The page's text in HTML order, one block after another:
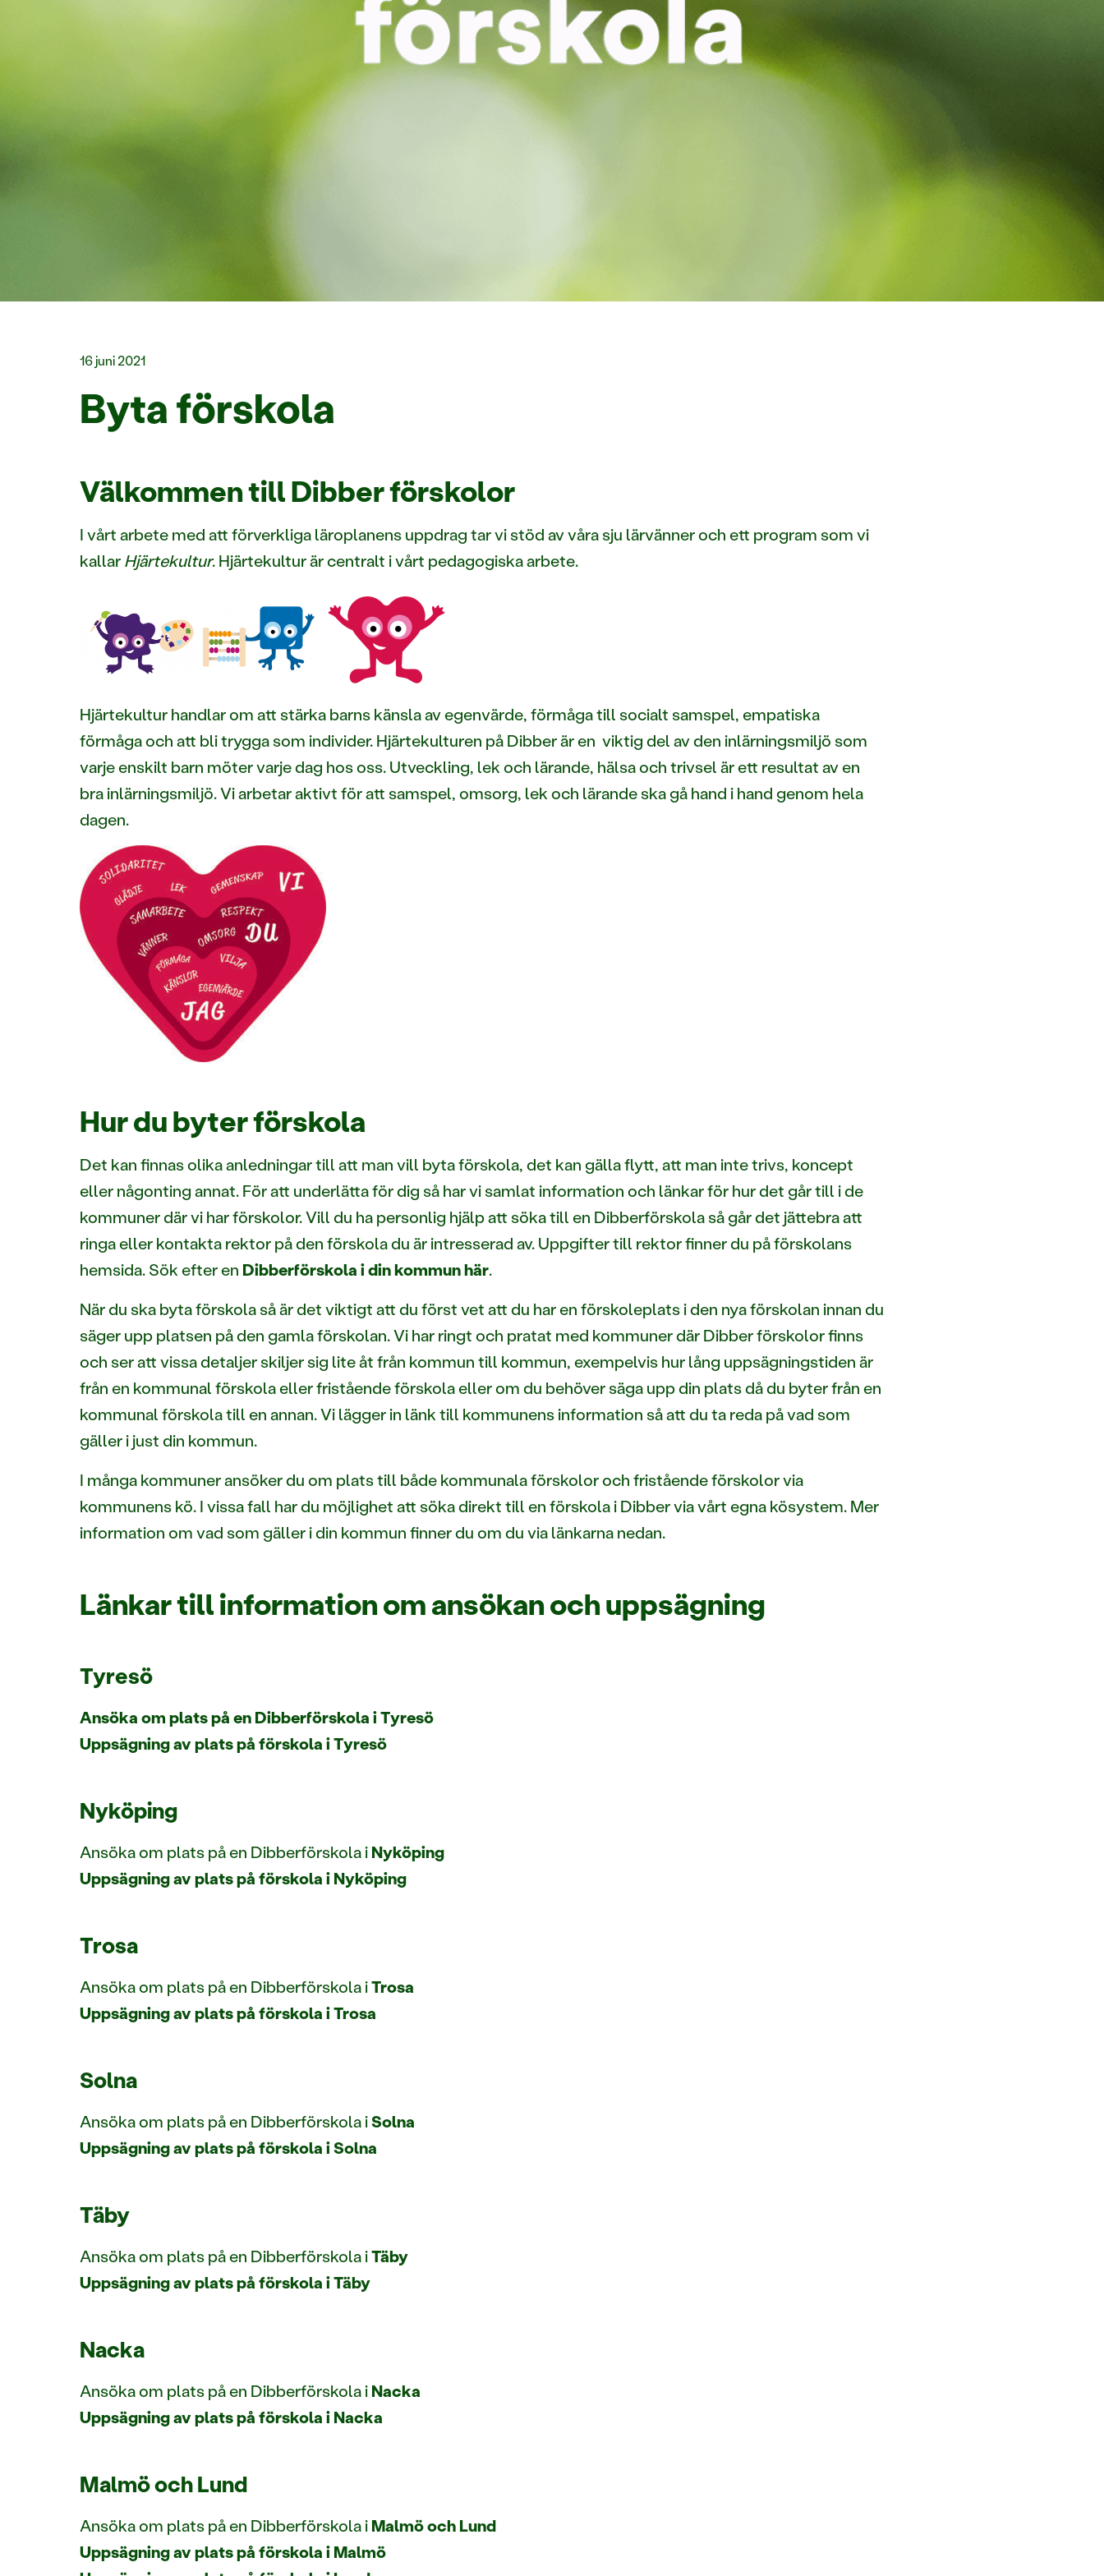
16 juni 2021
Byta förskola
Välkommen till Dibber förskolor
I vårt arbete med att förverkliga läroplanens uppdrag tar vi stöd av våra sju lärvänner och ett program som vi
kallarHjärtekultur. Hjärtekultur är centralt i vårt pedagogiska arbete.
Hjärtekultur handlar om att stärka barns känsla av egenvärde, förmåga till socialt samspel, empatiska
förmåga och att bli trygga som individer. Hjärtekulturen på Dibber är en viktig del av den inlärningsmiljö som
varje enskilt barn möter varje dag hos oss. Utveckling, lek och lärande, hälsa och trivsel är ett resultat av en
bra inlärningsmiljö. Vi arbetar aktivt för att samspel, omsorg, lek och lärande ska gå hand i hand genom hela
dagen.
Hur du byter förskola
Det kan finnas olika anledningar till att man vill byta förskola, det kan gälla flytt, att man inte trivs, koncept
eller någonting annat. För att underlätta för dig så har vi samlat information och länkar för hur det går till i de
kommuner där vi har förskolor. Vill du ha personlig hjälp att söka till en Dibberförskola så går det jättebra att
ringa eller kontakta rektor på den förskola du är intresserad av. Uppgifter till rektor finner du på förskolans
hemsida. Sök efter en Dibberförskola i din kommun här.
När du ska byta förskola så är det viktigt att du först vet att du har en förskoleplats i den nya förskolan innan du
säger upp platsen på den gamla förskolan. Vi har ringt och pratat med kommuner där Dibber förskolor finns
och ser att vissa detaljer skiljer sig lite åt från kommun till kommun, exempelvis hur lång uppsägningstiden är
från en kommunal förskola eller fristående förskola eller om du behöver säga upp din plats då du byter från en
kommunal förskola till en annan. Vi lägger in länk till kommunens information så att du ta reda på vad som
gäller i just din kommun.
I många kommuner ansöker du om plats till både kommunala förskolor och fristående förskolor via
kommunens kö. I vissa fall har du möjlighet att söka direkt till en förskola i Dibber via vårt egna kösystem. Mer
information om vad som gäller i din kommun finner du om du via länkarna nedan.
Länkar till information om ansökan och uppsägning
Tyresö
Ansöka om plats på en Dibberförskola i Tyresö
Uppsägning av plats på förskola i Tyresö
Nyköping
Ansöka om plats på en Dibberförskola iNyköping
Uppsägning av plats på förskola i Nyköping
Trosa
Ansöka om plats på en Dibberförskola iTrosa
Uppsägning av plats på förskola i Trosa
Solna
Ansöka om plats på en Dibberförskola iSolna
Uppsägning av plats på förskola i Solna
Täby
Ansöka om plats på en Dibberförskola iTäby
Uppsägning av plats på förskola i Täby
Nacka
Ansöka om plats på en Dibberförskola iNacka
Uppsägning av plats på förskola i Nacka
Malmö och Lund
Ansöka om plats på en Dibberförskola iMalmö och Lund
Uppsägning av plats på förskola i Malmö